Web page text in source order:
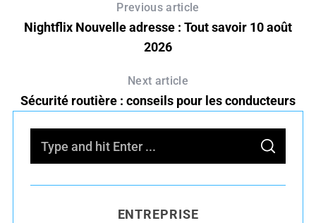
Previous article
Nightflix Nouvelle adresse : Tout savoir 10 août
2026
Next article
Sécurité routière : conseils pour les conducteurs
S
A
C
ENTREPRISE